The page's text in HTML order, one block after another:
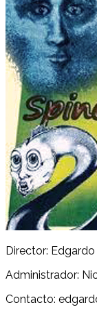
Director:
Administrador:
Contacto: